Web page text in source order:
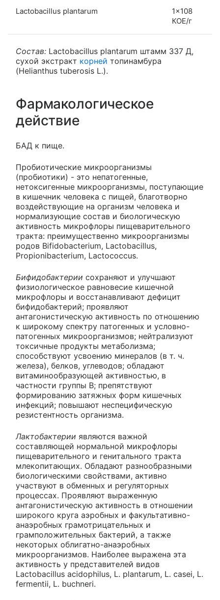
Lactobacillus plantarum
1×108
КОЕ/г
Состав: Lactobacillus plantarum штамм 337 Д,
сухой экстракт корней топинамбура
(Helianthus tuberosis L.).
Фармакологическое
действие
БАД к пище.
Пробиотические микроорганизмы
(пробиотики) - это непатогенные,
нетоксигенные микроорганизмы, поступающие
в кишечник человека с пищей, благотворно
воздействующие на организм человека и
нормализующие состав и биологическую
активность микрофлоры пищеварительного
тракта: преимущественно микроорганизмы
родов Bifidobacterium, Lactobacillus,
Propionibacterium, Lactococcus.
Бифидобактерии сохраняют и улучшают
физиологическое равновесие кишечной
микрофлоры и восстанавливают дефицит
бифидобактерий; проявляют
антагонистическую активность по отношению
к широкому спектру патогенных и условно-
патогенных микроорганизмов; нейтрализуют
токсичные продукты метаболизма;
способствуют усвоению минералов (в т. ч.
железа), белков, углеводов; обладают
витаминообразующей активностью, в
частности группы В; препятствуют
формированию затяжных форм кишечных
инфекций; повышают неспецифическую
резистентность организма.
Лактобактерии являются важной
составляющей нормальной микрофлоры
пищеварительного и генитального тракта
млекопитающих. Обладают разнообразными
биологическими свойствами, активно
участвуют в обменных и регуляторных
процессах. Проявляют выраженную
антагонистическую активность в отношении
широкого круга аэробных и факультативно-
анаэробных грамотрицательных и
грамположительных бактерий, а также
некоторых облигатно-анаэробных
микроорганизмов. Наиболее выражена эта
активность у представителей видов
Lactobacillus acidophilus, L. plantarum, L. casei, L.
fermentii, L. buchneri.